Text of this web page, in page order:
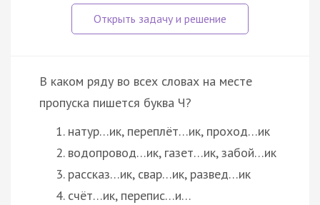
В каком ряду во всех словах на месте
пропуска пишется буква Ч?
натур…ик, переплёт…ик, проход…ик
водопровод…ик, газет…ик, забой…ик
рассказ…ик, свар…ик, развед…ик
счёт…ик, перепис…и…